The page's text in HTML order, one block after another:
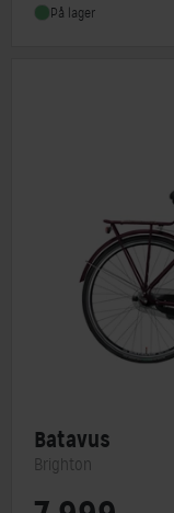
Forbremse
På lager
Batavus
Brighton